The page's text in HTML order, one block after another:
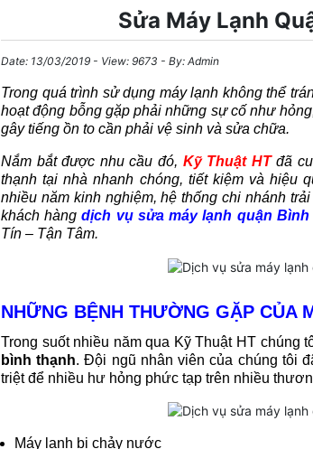
Sửa Máy Lạnh
Date: 13/03/2019 - View: 9673 - By: Admin
Trong quá trình sử dụng máy lạnh không thể
hoạt động bỗng gặp phải những sự cố như
gây tiếng ồn to cần phải vệ sinh và sửa chữa.
Nắm bắt được nhu cầu đó, Kỹ Thuật HTđã
thạnh tại nhà nhanh chóng, tiết kiệm và hiệu
nhiều năm kinh nghiệm, hệ thống chi nhánh
khách hàngdịch vụ sửa máy lạnh quận Bình
Tín – Tận Tâm.
NHỮNG BỆNH THƯỜNG GẶP CỦA
Trong suốt nhiều năm qua Kỹ Thuật HT chúng
bình thạnh. Đội ngũ nhân viên của chúng tôi
triệt để nhiều hư hỏng phức tạp trên nhiều
Máy lạnh bị chảy nước